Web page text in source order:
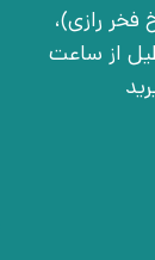
شرقی(بین خ 12 فروردین و خ فخر رازی)،
تعطیل از ساعت